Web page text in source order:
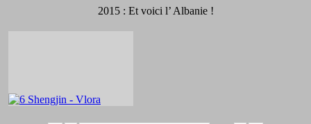
2015 : Et voici l’ Albanie !